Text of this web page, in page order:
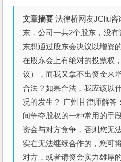
文章摘要 法律桥网友JCliu
东，公司一共2个股东，没
东想通过股东会决议以增资
在股东会上有绝对的投票权
议），而我又拿不出资金来
合法？如果合法，我应该以
况的发生？ 广州甘律师解答
间争夺股权的一种常用的手
资金与对方竞争，否则您无
实在无法继续合作的，您可
对方，或者请资金实力雄厚